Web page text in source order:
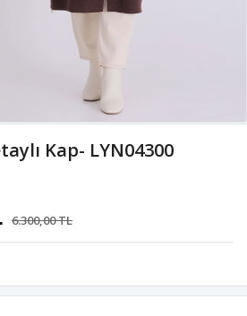
Kap- LYN04300
6.300,00 TL